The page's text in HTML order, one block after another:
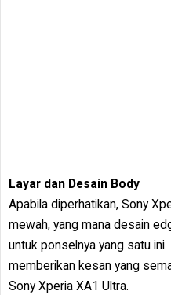
Layar dan Desain Body
Apabila diperhatikan, Sony
mewah, yang mana desain
untuk ponselnya yang satu
memberikan kesan yang
Sony Xperia XA1 Ultra.